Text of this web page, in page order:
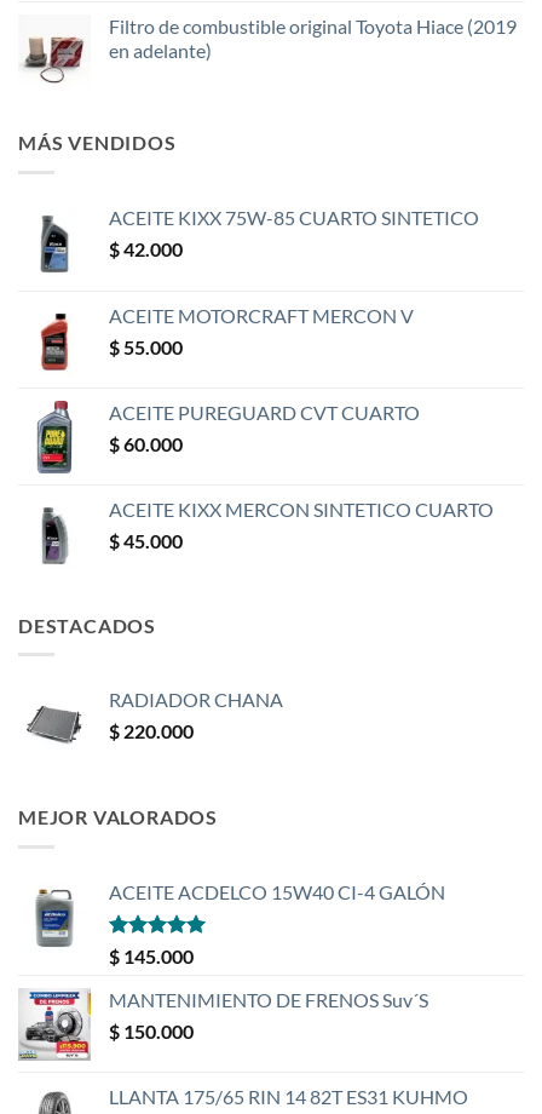
Filtro de combustible original Toyota Hiace (2019
en adelante)
MÁS VENDIDOS
ACEITE KIXX 75W-85 CUARTO SINTETICO
$42.000
ACEITE MOTORCRAFT MERCON V
$55.000
ACEITE PUREGUARD CVT CUARTO
$60.000
ACEITE KIXX MERCON SINTETICO CUARTO
$45.000
DESTACADOS
RADIADOR CHANA
$ 220.000
MEJOR VALORADOS
ACEITE ACDELCO 15W40 CI-4 GALÓN
Valorado
con
$ 145.000
MANTENIMIENTO DE FRENOS Suv´S
$ 150.000
LLANTA 175/65 RIN 14 82T ES31 KUHMO